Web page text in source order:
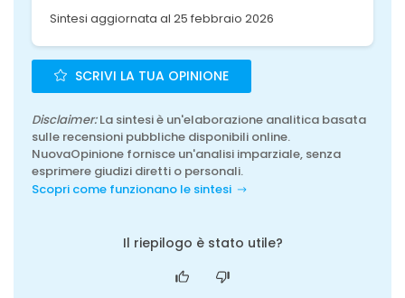
Sintesi aggiornata al 25 febbraio 2026
SCRIVI LA TUA OPINIONE
Disclaimer:La sintesi è un'elaborazione analitica basata
sulle recensioni pubbliche disponibili online.
NuovaOpinione fornisce un'analisi imparziale, senza
esprimere giudizi diretti o personali.
Scopri come funzionano le sintesi
Il riepilogo è stato utile?